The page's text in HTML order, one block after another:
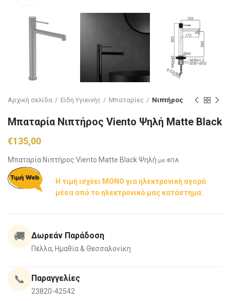
Αρχική σελίδα Είδη Υγιεινής Μπαταρίες Νιπτήρος
Μπαταρία Νιπτήρος Viento Ψηλή Matte Black
€135,00
Μπαταρία Νιπτήρος Viento Matte Black Ψηλή με ΦΠΑ
Η τιμή ισχύει ΜΟΝΟ για ηλεκτρονική αγορά
μέσα από το ηλεκτρονικό μας κατάστημα.
🚚 Δωρεάν Παράδοση
Πέλλα, Ημαθία & Θεσσαλονίκη
📞 Παραγγελίες
23820-42542